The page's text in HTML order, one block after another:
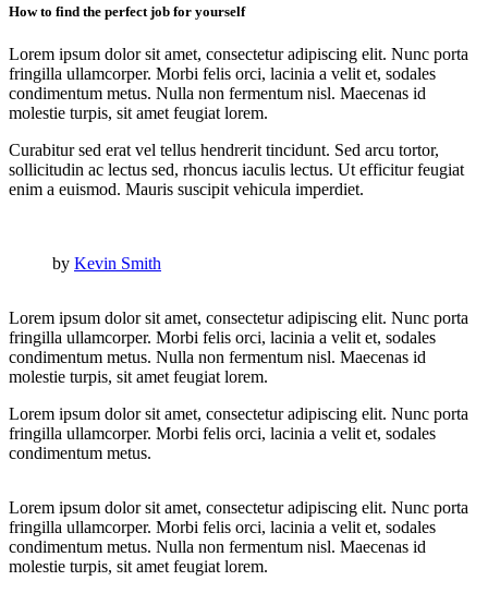
How to find the perfect job for yourself
Lorem ipsum dolor sit amet, consectetur adipiscing elit. Nunc porta
fringilla ullamcorper. Morbi felis orci, lacinia a velit et, sodales
condimentum metus. Nulla non fermentum nisl. Maecenas id
molestie turpis, sit amet feugiat lorem.
Curabitur sed erat vel tellus hendrerit tincidunt. Sed arcu tortor,
sollicitudin ac lectus sed, rhoncus iaculis lectus. Ut efficitur feugiat
enim a euismod. Mauris suscipit vehicula imperdiet.
by Kevin Smith
Lorem ipsum dolor sit amet, consectetur adipiscing elit. Nunc porta
fringilla ullamcorper. Morbi felis orci, lacinia a velit et, sodales
condimentum metus. Nulla non fermentum nisl. Maecenas id
molestie turpis, sit amet feugiat lorem.
Lorem ipsum dolor sit amet, consectetur adipiscing elit. Nunc porta
fringilla ullamcorper. Morbi felis orci, lacinia a velit et, sodales
condimentum metus.
Lorem ipsum dolor sit amet, consectetur adipiscing elit. Nunc porta
fringilla ullamcorper. Morbi felis orci, lacinia a velit et, sodales
condimentum metus. Nulla non fermentum nisl. Maecenas id
molestie turpis, sit amet feugiat lorem.